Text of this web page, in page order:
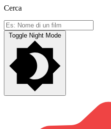
Cerca
Toggle Night Mode